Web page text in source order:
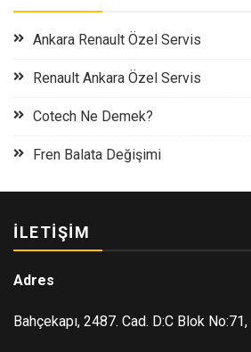
Ankara Renault Özel Servis
Renault Ankara Özel Servis
Cotech Ne Demek?
Fren Balata Değişimi
İLETIŞIM
Adres
Bahçekapı, 2487. Cad. D:C Blok